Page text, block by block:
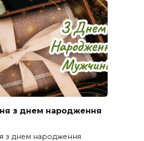
з днем народження
з днем народження